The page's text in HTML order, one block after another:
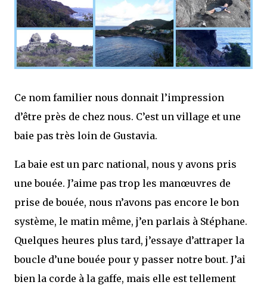
Ce nom familier nous donnait l’impression
d’être près de chez nous. C’est un village et une
baie pas très loin de Gustavia.
La baie est un parc national, nous y avons pris
une bouée. J’aime pas trop les manœuvres de
prise de bouée, nous n’avons pas encore le bon
système, le matin même, j’en parlais à Stéphane.
Quelques heures plus tard, j’essaye d’attraper la
boucle d’une bouée pour y passer notre bout. J’ai
bien la corde à la gaffe, mais elle est tellement